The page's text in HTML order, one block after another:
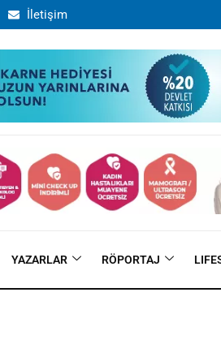
İletişim
YAZARLAR RÖPORTAJ